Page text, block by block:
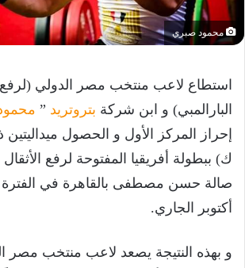
محمود صبري
استطاع لاعب منتخب مصر الدولي (لرفع
البارالمبي) و ابن شركة بتروتريد ”
ك) ببطولة أفريقيا المفتوحة لرفع
أكتوبر الجاري.
و بهذه النتيجة يصعد لاعب منتخب مصر